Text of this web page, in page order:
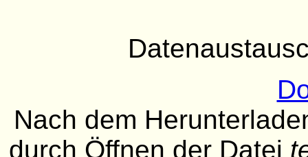
Nach dem
durch Öffnen der Datei